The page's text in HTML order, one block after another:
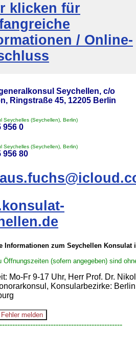
klicken für
/ Online-
Seychellen, c/o
Ringstraße 45, 12205 Berlin
Seychelles (Seychellen), Berlin)
956 0
Seychelles (Seychellen), Berlin)
956 80
Informationen zum Seychellen Konsulat
Öffnungszeiten (sofern angegeben) sind
Mo-Fr 9-17 Uhr, Herr Prof. Dr.
Konsularbezirke: